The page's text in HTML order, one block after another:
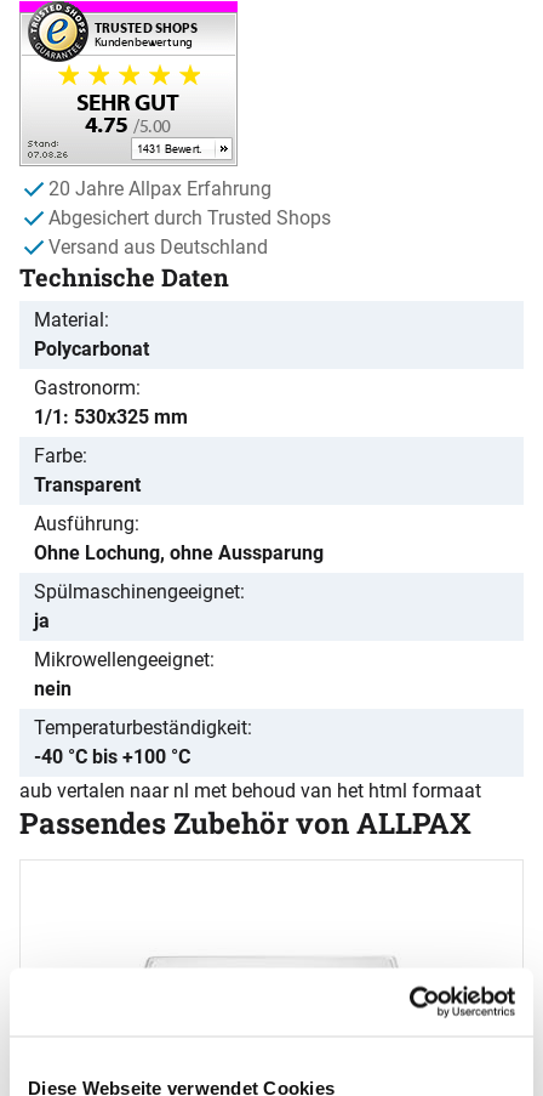
Diese Webseite verwendet Cookies
20 Jahre Allpax Erfahrung
Abgesichert durch Trusted Shops
Versand aus Deutschland
Technische Daten
Material
Polycarbonat
Gastronorm
1/1: 530x325 mm
Farbe
Transparent
Ausführung
Ohne Lochung, ohne Aussparung
Spülmaschinengeeignet
ja
Mikrowellengeeignet
nein
Temperaturbeständigkeit
-40 °C bis +100 °C
aub vertalen naar nl met behoud van het html formaat
Passendes Zubehör von ALLPAX
Zubehör überspringen